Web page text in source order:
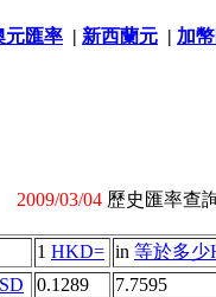
元匯率 | 新西蘭元 | 加
2009/03/04 歷史匯率查
1 HKD= in 等於多少
0.1289
7.7595